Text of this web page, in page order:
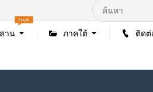
าน
hot
ภาคใต้ ติด